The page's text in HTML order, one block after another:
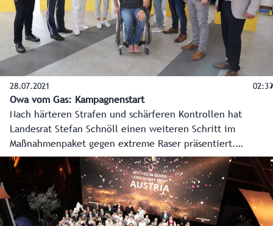
28.07.2021 02:39
Owa vom Gas: Kampagnenstart
Nach härteren Strafen und schärferen Kontrollen hat
Landesrat Stefan Schnöll einen weiteren Schritt im
Maßnahmenpaket gegen extreme Raser präsentiert.
Testimonials - unter anderem Olympiasieger Thomas
Geierspichler und eine Verkehrssicherheitskampagne
werden unter dem Motto „Salzburg, owa vom Gas!“ in den
kommenden Monaten die Folgen des Rasens thematisieren.
„Wir wollen das Bewusstsein der Salzburgerinnen und